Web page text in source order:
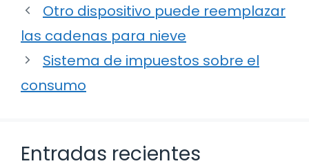
Otro dispositivo puede reemplazar
las cadenas para nieve
Sistema de impuestos sobre el
consumo
Entradas recientes